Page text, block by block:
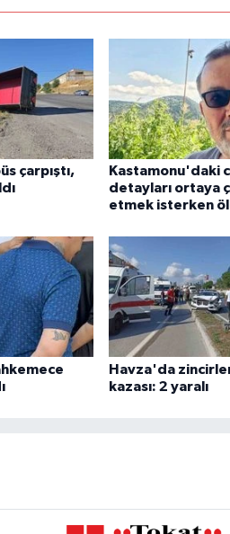
çarpıştı,
Kastamonu'daki
detayları ortaya
etmek isterken
Havza'da
kazası: 2 yaralı